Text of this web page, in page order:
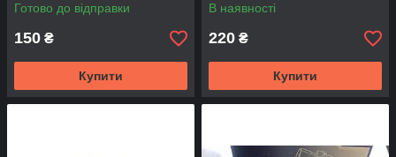
Готово до відправки
150 ₴
Купити
В наявності
220 ₴
Купити